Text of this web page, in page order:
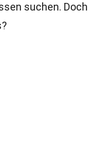
suchen. Doch